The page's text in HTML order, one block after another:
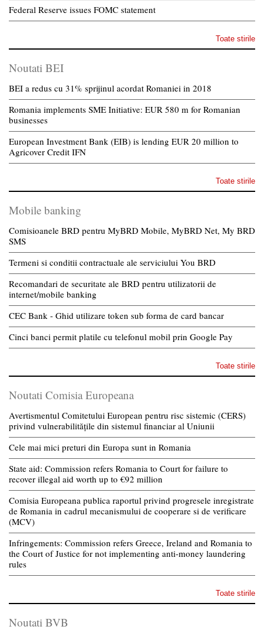
Federal Reserve issues FOMC statement
Toate stirile
Noutati BEI
BEI a redus cu 31% sprijinul acordat Romaniei in 2018
Romania implements SME Initiative: EUR 580 m for Romanian
businesses
European Investment Bank (EIB) is lending EUR 20 million to
Agricover Credit IFN
Toate stirile
Mobile banking
Comisioanele BRD pentru MyBRD Mobile, MyBRD Net, My BRD
SMS
Termeni si conditii contractuale ale serviciului You BRD
Recomandari de securitate ale BRD pentru utilizatorii de
internet/mobile banking
CEC Bank - Ghid utilizare token sub forma de card bancar
Cinci banci permit platile cu telefonul mobil prin Google Pay
Toate stirile
Noutati Comisia Europeana
Avertismentul Comitetului European pentru risc sistemic (CERS)
privind vulnerabilitățile din sistemul financiar al Uniunii
Cele mai mici preturi din Europa sunt in Romania
State aid: Commission refers Romania to Court for failure to
recover illegal aid worth up to €92 million
Comisia Europeana publica raportul privind progresele inregistrate
de Romania in cadrul mecanismului de cooperare si de verificare
(MCV)
Infringements: Commission refers Greece, Ireland and Romania to
the Court of Justice for not implementing anti-money laundering
rules
Toate stirile
Noutati BVB